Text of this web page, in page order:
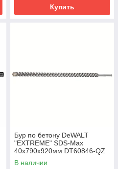
Купить
Бур по бетону DeWALT
"EXTREME" SDS-Max
40х790х920мм DT60846-QZ
В наличии